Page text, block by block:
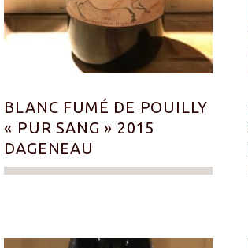
BLANC FUMÉ DE POUILLY
« PUR SANG » 2015
DAGENEAU